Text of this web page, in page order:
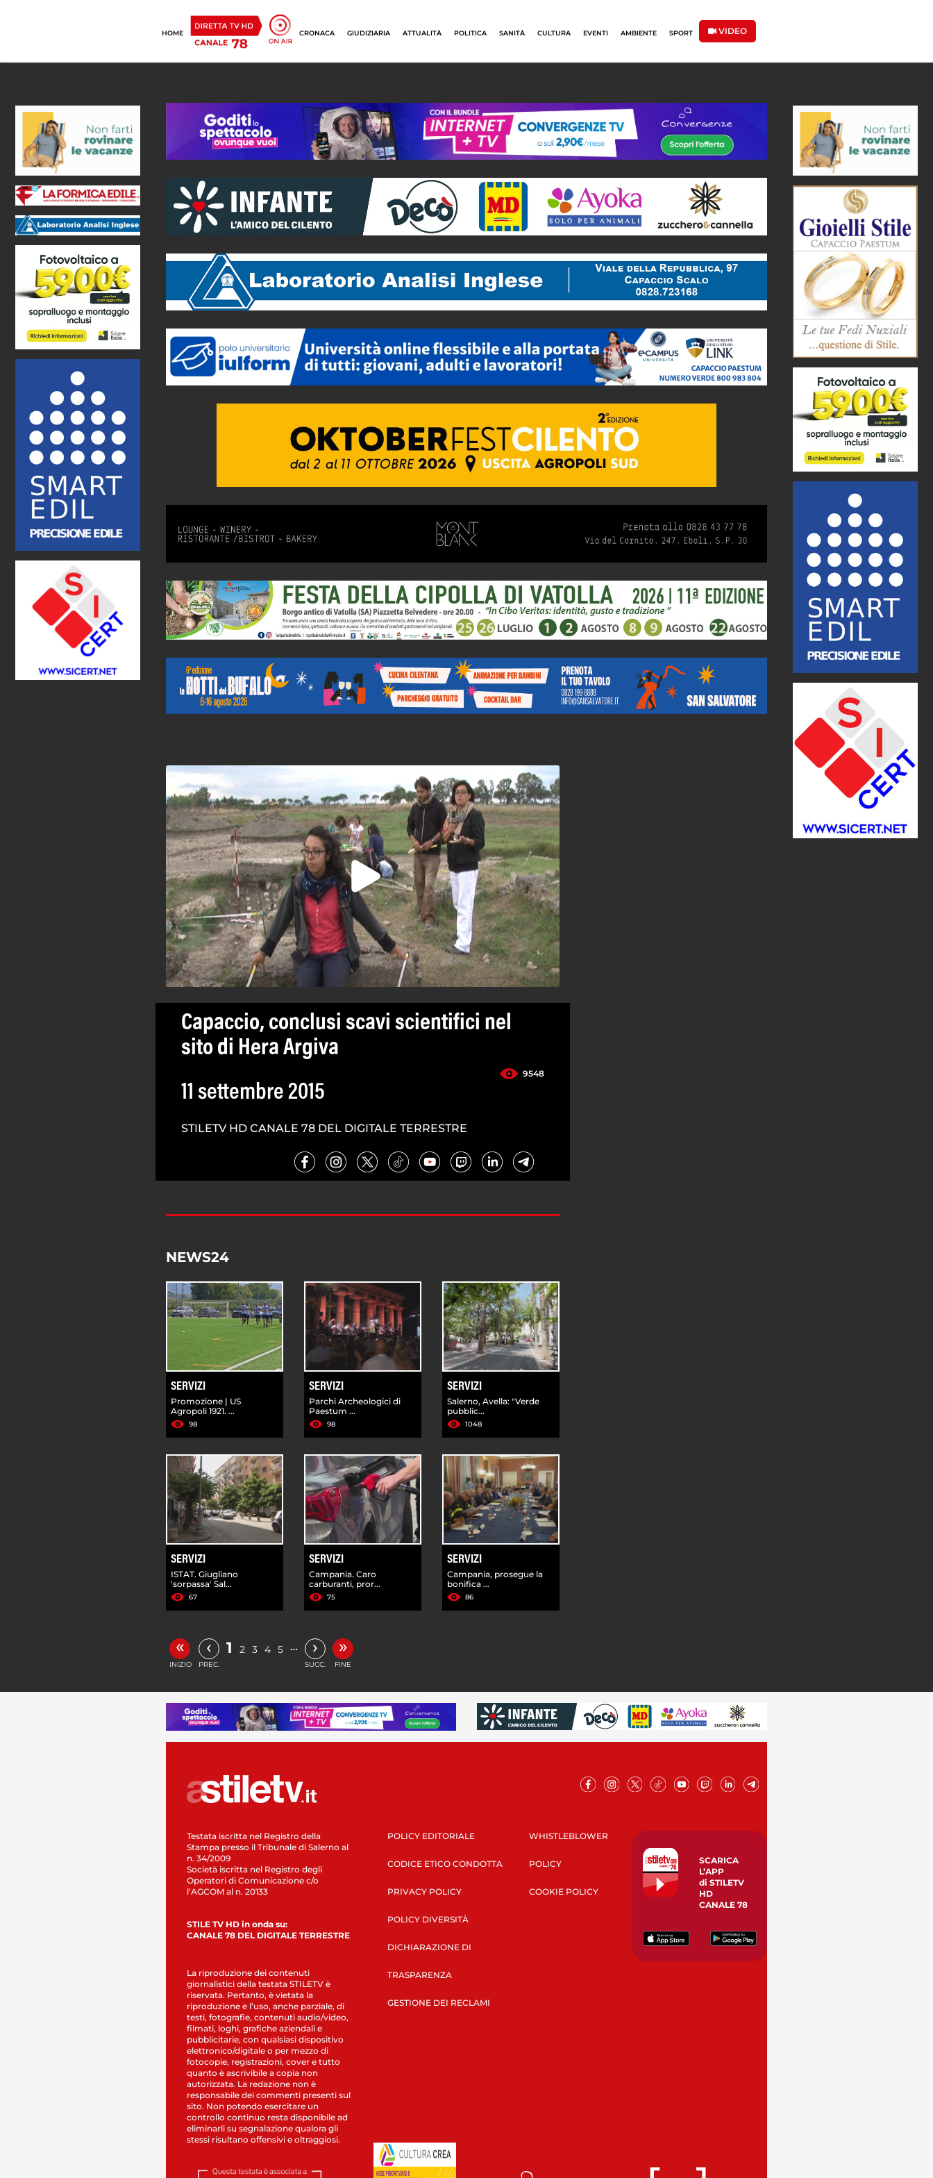
HOME CRONACA GIUDIZIARIA ATTUALITÀ POLITICA SANITÀ CULTURA EVENTI AMBIENTE SPORT VIDEO
Capaccio, conclusi scavi scientifici nel
sito di Hera Argiva
9548
11 settembre 2015
STILETV HD CANALE 78 DEL DIGITALE TERRESTRE
NEWS24
SERVIZI
Promozione | US
Agropoli 1921. ...
98
SERVIZI
Parchi Archeologici di
Paestum ...
98
SERVIZI
Salerno, Avella: "Verde
pubblic...
1048
SERVIZI
ISTAT. Giugliano
'sorpassa' Sal...
67
SERVIZI
Campania. Caro
carburanti, pror...
75
SERVIZI
Campania, prosegue la
bonifica ...
86
«
INIZIO
‹
PREC.
1 2 3 4 5 … ›
SUCC.
»
FINE
Testata iscritta nel Registro della
Stampa presso il Tribunale di Salerno al
n. 34/2009
Società iscritta nel Registro degli
Operatori di Comunicazione c/o
l’AGCOM al n. 20133
STILE TV HD in onda su:
CANALE 78 DEL DIGITALE TERRESTRE
La riproduzione dei contenuti
giornalistici della testata STILETV è
riservata. Pertanto, è vietata la
riproduzione e l’uso, anche parziale, di
testi, fotografie, contenuti audio/video,
filmati, loghi, grafiche aziendali e
pubblicitarie, con qualsiasi dispositivo
elettronico/digitale o per mezzo di
fotocopie, registrazioni, cover e tutto
quanto è ascrivibile a copia non
autorizzata. La redazione non è
responsabile dei commenti presenti sul
sito. Non potendo esercitare un
controllo continuo resta disponibile ad
eliminarli su segnalazione qualora gli
stessi risultano offensivi e oltraggiosi.
POLICY EDITORIALE
CODICE ETICO CONDOTTA
PRIVACY POLICY
POLICY DIVERSITÀ
DICHIARAZIONE DI
TRASPARENZA
GESTIONE DEI RECLAMI
WHISTLEBLOWER
POLICY
COOKIE POLICY
SCARICA
L’APP
di STILETV
HD
CANALE 78